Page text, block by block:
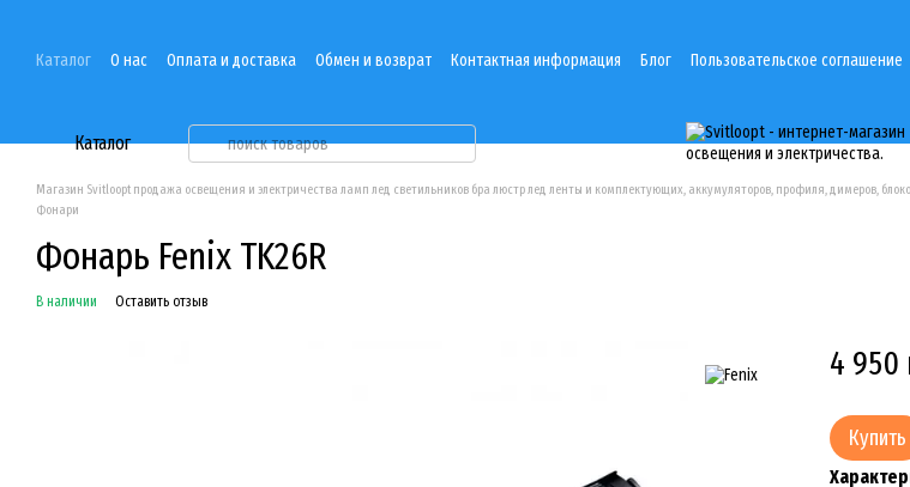
Каталог О нас Оплата и доставка Обмен и возврат Контактная информация Блог Пользовательское соглашение
Каталог
Магазин Svitloopt продажа освещения и электричества ламп лед светильников бра люстр лед ленты и комплектующих, аккумуляторов, профиля, димеров,
Фонари
Фонарь Fenix ​​TK26R
В наличии Оставить отзыв
4 950
Купить